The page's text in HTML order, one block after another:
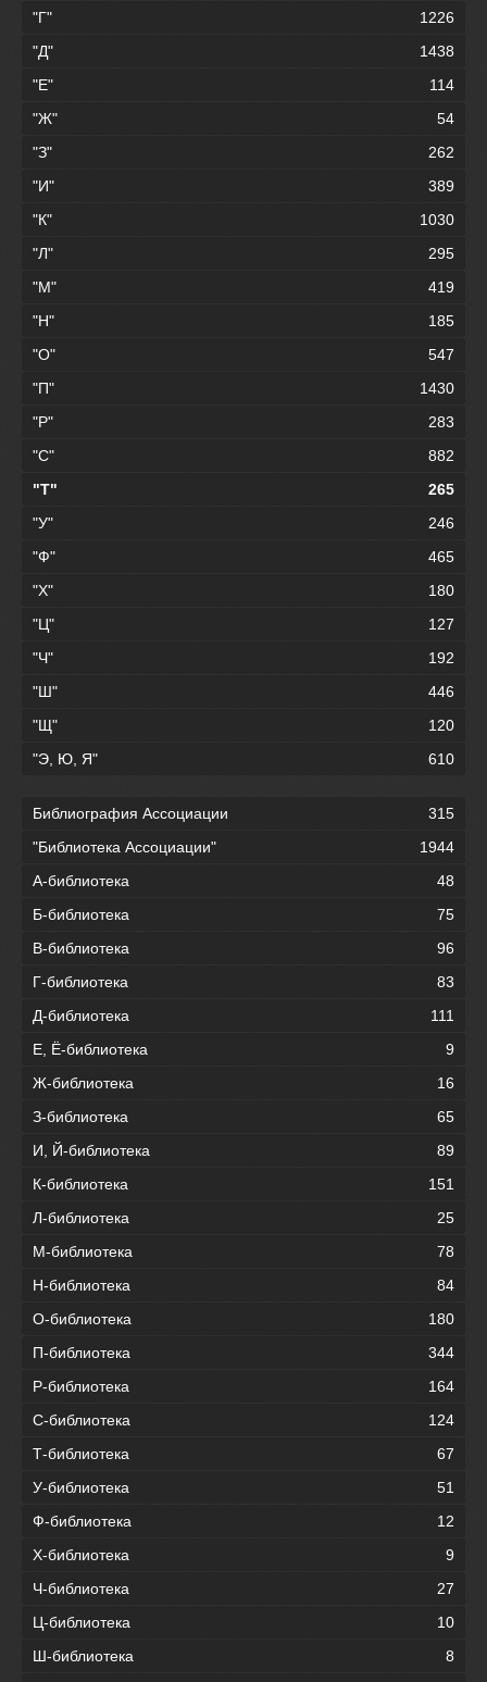
"Г"
1226
"Д"
1438
"Е"
114
"Ж"
54
"З"
262
"И"
389
"К"
1030
"Л"
295
"М"
419
"Н"
185
"О"
547
"П"
1430
"Р"
283
"С"
882
"Т"
265
"У"
246
"Ф"
465
"Х"
180
"Ц"
127
"Ч"
192
"Ш"
446
"Щ"
120
"Э, Ю, Я"
610
Библиография Ассоциации
315
"Библиотека Ассоциации"
1944
А-библиотека
48
Б-библиотека
75
В-библиотека
96
Г-библиотека
83
Д-библиотека
111
Е, Ё-библиотека
9
Ж-библиотека
16
З-библиотека
65
И, Й-библиотека
89
К-библиотека
151
Л-библиотека
25
М-библиотека
78
Н-библиотека
84
О-библиотека
180
П-библиотека
344
Р-библиотека
164
С-библиотека
124
Т-библиотека
67
У-библиотека
51
Ф-библиотека
12
Х-библиотека
9
Ч-библиотека
27
Ц-библиотека
10
Ш-библиотека
8